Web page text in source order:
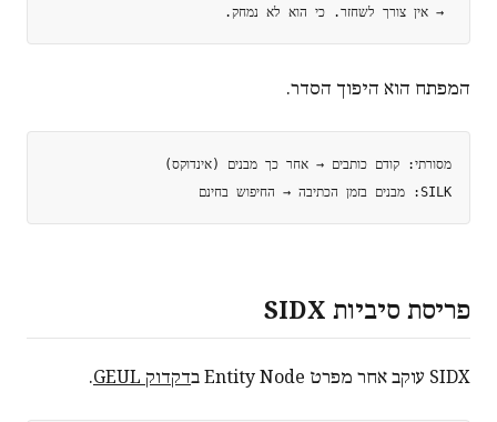
→ אין צורך לשחזר. כי הוא לא נמחק.
המפתח הוא היפוך הסדר.
SILK: מבנים בזמן הכתיבה → החיפוש בחינם
פריסת סיביות SIDX
SIDX עוקב אחר מפרט Entity Node ב דקדוק GEUL .